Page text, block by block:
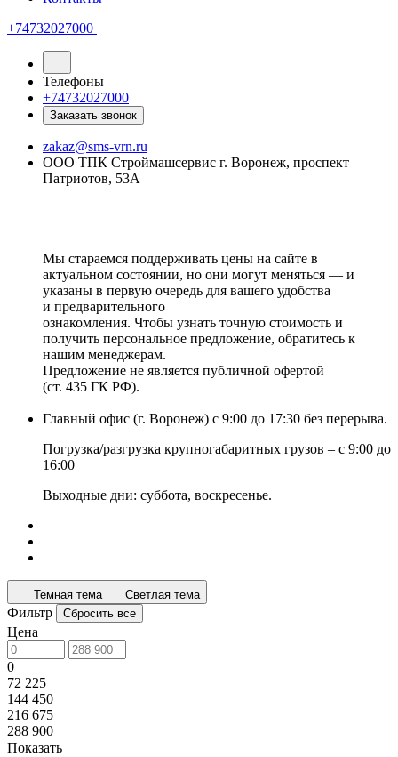
+74732027000
Телефоны
+74732027000
Заказать звонок
zakaz@sms-vrn.ru
ООО ТПК Строймашсервис г. Воронеж, проспект
Патриотов, 53А
Мы стараемся поддерживать цены на сайте в
актуальном состоянии, но они могут меняться — и
указаны в первую очередь для вашего удобства
и предварительного
ознакомления. Чтобы узнать точную стоимость и
получить персональное предложение, обратитесь к
нашим менеджерам.
Предложение не является публичной офертой
(ст. 435 ГК РФ).
Главный офис (г. Воронеж) с 9:00 до 17:30 без перерыва.
Погрузка/разгрузка крупногабаритных грузов – с 9:00 до
16:00
Выходные дни: суббота, воскресенье.
Темная тема Светлая тема
Фильтр Сбросить все
Цена
0
72 225
144 450
216 675
288 900
Показать